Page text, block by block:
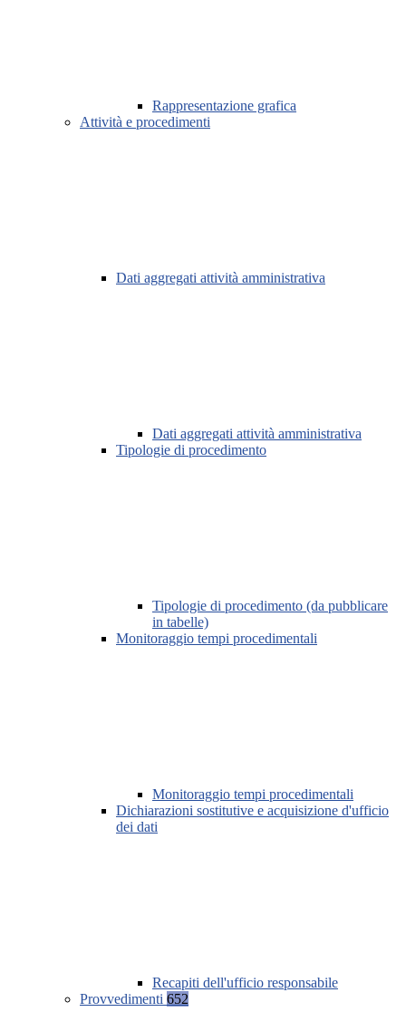
Rappresentazione grafica
Attività e procedimenti
Dati aggregati attività amministrativa
Dati aggregati attività amministrativa
Tipologie di procedimento
Tipologie di procedimento (da pubblicare
in tabelle)
Monitoraggio tempi procedimentali
Monitoraggio tempi procedimentali
Dichiarazioni sostitutive e acquisizione d'ufficio
dei dati
Recapiti dell'ufficio responsabile
Provvedimenti 652